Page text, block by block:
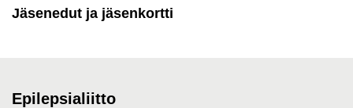
Jäsenedut ja jäsenkortti
Epilepsialiitto